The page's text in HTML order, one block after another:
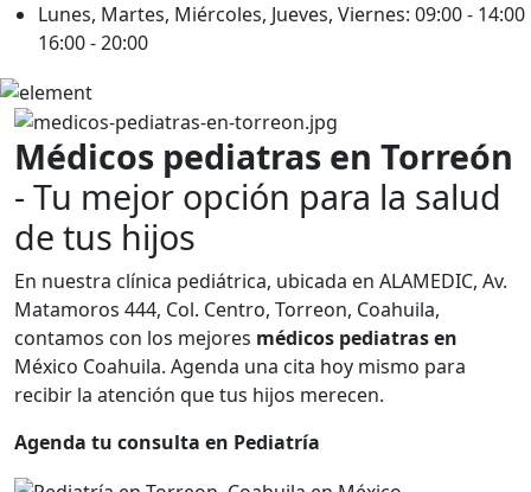
Lunes, Martes, Miércoles, Jueves, Viernes: 09:00 - 14:00
16:00 - 20:00
Médicos pediatras en Torreón
- Tu mejor opción para la salud
de tus hijos
En nuestra clínica pediátrica, ubicada en ALAMEDIC, Av.
Matamoros 444, Col. Centro, Torreon, Coahuila,
contamos con los mejores médicos pediatras en
México Coahuila. Agenda una cita hoy mismo para
recibir la atención que tus hijos merecen.
Agenda tu consulta en Pediatría